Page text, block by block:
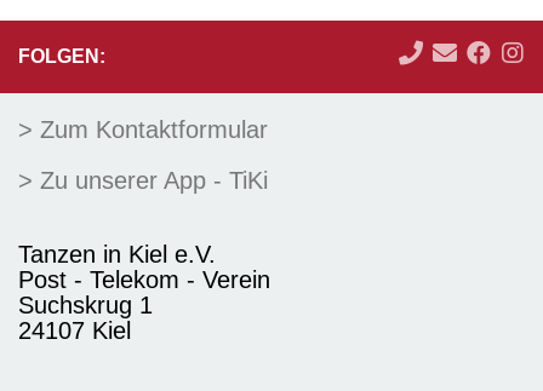
FOLGEN:
> Zum Kontaktformular
> Zu unserer App - TiKi
Tanzen in Kiel e.V.
Post - Telekom - Verein
Suchskrug 1
24107 Kiel